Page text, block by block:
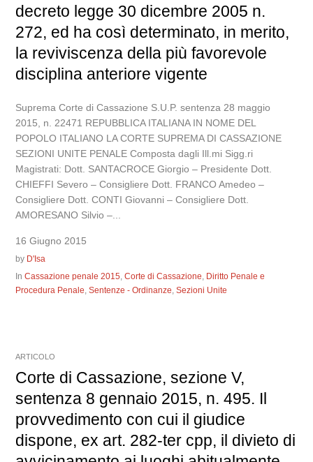
decreto legge 30 dicembre 2005 n.
272, ed ha così determinato, in merito,
la reviviscenza della più favorevole
disciplina anteriore vigente
Suprema Corte di Cassazione S.U.P. sentenza 28 maggio
2015, n. 22471 REPUBBLICA ITALIANA IN NOME DEL
POPOLO ITALIANO LA CORTE SUPREMA DI CASSAZIONE
SEZIONI UNITE PENALE Composta dagli Ill.mi Sigg.ri
Magistrati: Dott. SANTACROCE Giorgio – Presidente Dott.
CHIEFFI Severo – Consigliere Dott. FRANCO Amedeo –
Consigliere Dott. CONTI Giovanni – Consigliere Dott.
AMORESANO Silvio –...
16 Giugno 2015
by D'Isa
InCassazione penale 2015 ,Corte di Cassazione Diritto Penale e
Procedura Penale ,Sentenze - Ordinanze ,Sezioni Unite
ARTICOLO
Corte di Cassazione, sezione V,
sentenza 8 gennaio 2015, n. 495. Il
provvedimento con cui il giudice
dispone, ex art. 282-ter cpp, il divieto di